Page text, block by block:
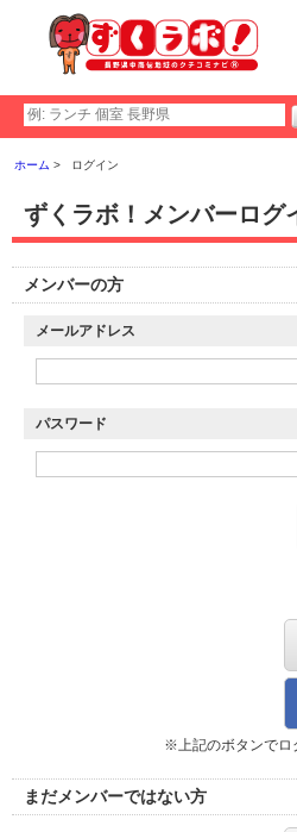
ホーム ログイン
ずくラボ！メンバーログ
メンバーの方
メールアドレス
パスワード
※上記のボタンでロ
まだメンバーではない方